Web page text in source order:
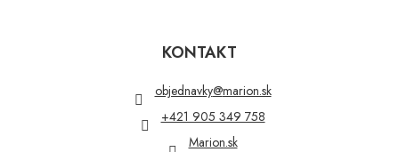
KONTAKT
objednavky@marion.sk
+421 905 349 758
Marion.sk